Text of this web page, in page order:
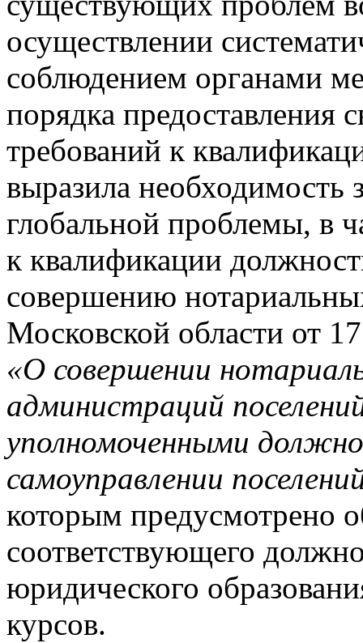
осуществлении
соблюдением органами
порядка предоставления
требований к
выразила необходимость
глобальной проблемы, в
к квалификации
совершению
Московской области от
«О совершении
администраций
уполномоченными
самоуправлении
которым предусмотрено
соответствующего
юридического
курсов.